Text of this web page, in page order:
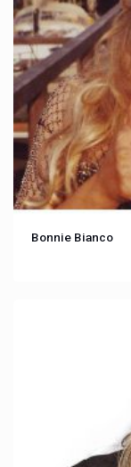
Bonnie Bianco